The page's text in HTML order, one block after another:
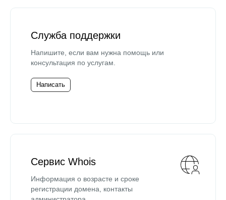
Служба поддержки
Напишите, если вам нужна помощь или
консультация по услугам.
Написать
Сервис Whois
Информация о возрасте и сроке
регистрации домена, контакты